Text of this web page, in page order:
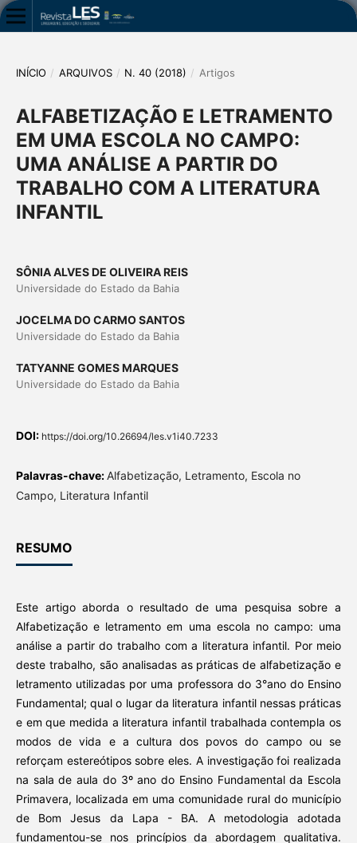
INÍCIO / ARQUIVOS / N. 40 (2018) / Artigos
ALFABETIZAÇÃO E LETRAMENTO
EM UMA ESCOLA NO CAMPO:
UMA ANÁLISE A PARTIR DO
TRABALHO COM A LITERATURA
INFANTIL
SÔNIA ALVES DE OLIVEIRA REIS
Universidade do Estado da Bahia
JOCELMA DO CARMO SANTOS
Universidade do Estado da Bahia
TATYANNE GOMES MARQUES
Universidade do Estado da Bahia
DOI: https://doi.org/10.26694/les.v1i40.7233
Palavras-chave:Alfabetização, Letramento, Escola no
Campo, Literatura Infantil
RESUMO
Este artigo aborda o resultado de uma pesquisa sobre a
Alfabetização e letramento em uma escola no campo: uma
análise a partir do trabalho com a literatura infantil. Por meio
deste trabalho, são analisadas as práticas de alfabetização e
letramento utilizadas por uma professora do 3°ano do Ensino
Fundamental; qual o lugar da literatura infantil nessas práticas
e em que medida a literatura infantil trabalhada contempla os
modos de vida e a cultura dos povos do campo ou se
reforçam estereótipos sobre eles. A investigação foi realizada
na sala de aula do 3º ano do Ensino Fundamental da Escola
Primavera, localizada em uma comunidade rural do município
de Bom Jesus da Lapa - BA. A metodologia adotada
fundamentou-se nos princípios da abordagem qualitativa.